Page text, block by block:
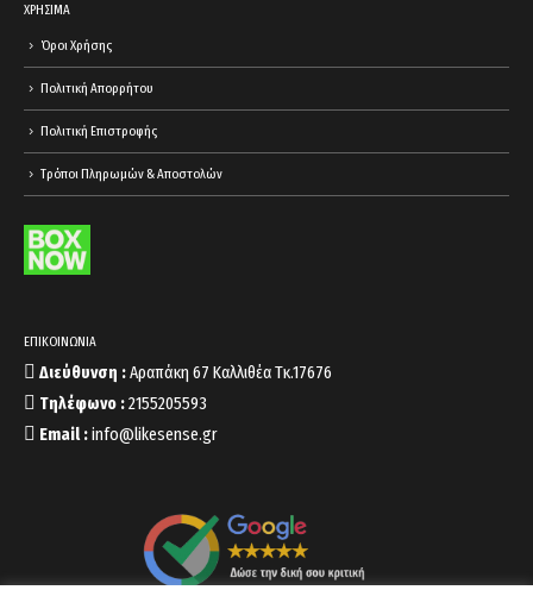
ΧΡΗΣΙΜΑ
Όροι Χρήσης
Πολιτική Απορρήτου
Πολιτική Επιστροφής
Τρόποι Πληρωμών & Αποστολών
ΕΠΙΚΟΙΝΩΝΙΑ
Διεύθυνση :Αραπάκη 67 Καλλιθέα Τκ.17676
Τηλέφωνο :2155205593
Email :info@likesense.gr